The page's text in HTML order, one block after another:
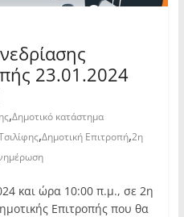
23.01.2024
,Δημοτικό κατάστημα
,Δημοτική Επιτροπή,2η
και ώρα 10:00 π.μ., σε 2η
Επιτροπής που θα